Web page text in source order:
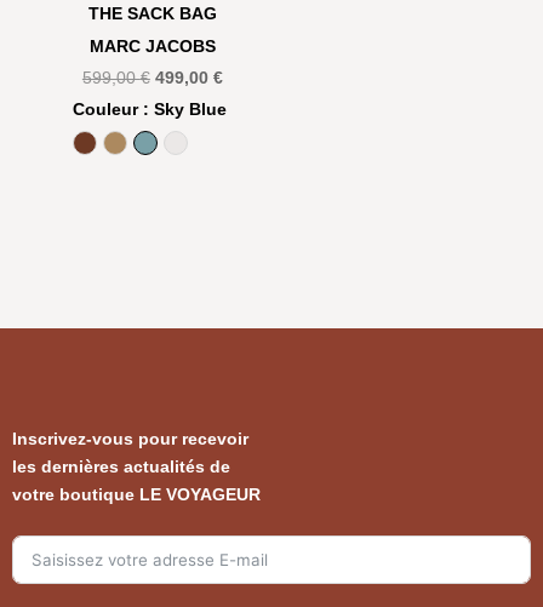
THE SACK BAG
MARC JACOBS
599,00€ Le
prix
initial
499,00 €Le
prix
Couleur: Sky Blue
Argan Oil
CamelSky Blue
White
Inscrivez-vous pour recevoir
les dernières actualités de
votre boutique LE VOYAGEUR